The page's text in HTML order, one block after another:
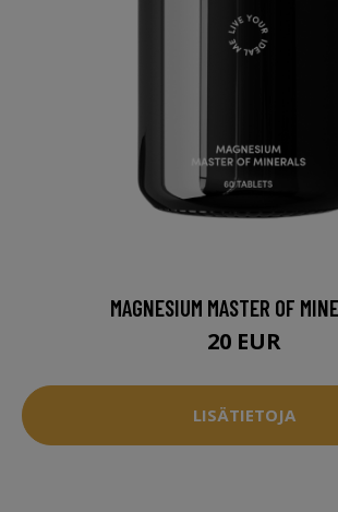
MAGNESIUM MASTER OF
20 EUR
LISÄTIETOJA